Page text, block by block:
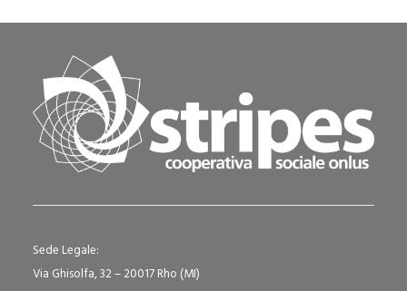
Sede Legale:
Via Ghisolfa, 32 – 20017 Rho (MI)